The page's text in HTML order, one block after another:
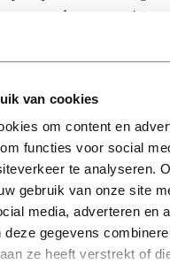
van cookies
om content en
functies voor social
te analyseren.
gebruik van onze site
media, adverteren en
deze gegevens
ze heeft verstrekt of
er als communisten
die Zwarte Piet als
van de
van de
heeftprotest
Binnenkade. In een
van de UvA zegt de